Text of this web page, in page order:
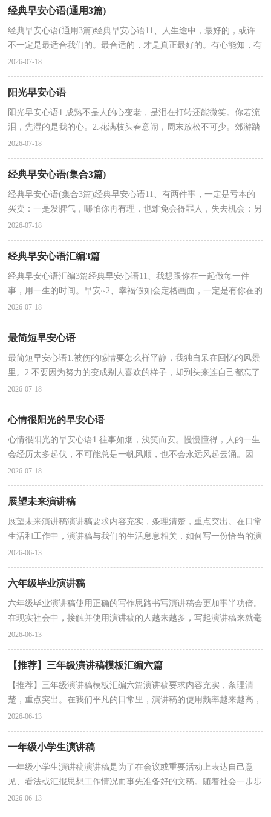
经典早安心语(通用3篇)
经典早安心语(通用3篇)经典早安心语11、人生途中，最好的，或许
不一定是最适合我们的。最合适的，才是真正最好的。有心能知，有
情能爱，有缘能聚，有梦能圆。或许我们曾经喜欢过一个人，...
2026-07-18
阳光早安心语
阳光早安心语1.成熟不是人的心变老，是泪在打转还能微笑。你若流
泪，先湿的是我的心。2.花满枝头春意闹，周末放松不可少。郊游踏
春心情好，呼朋唤友情谊牢。早起锻炼精神好，饮食合理...
2026-07-18
经典早安心语(集合3篇)
经典早安心语(集合3篇)经典早安心语11、有两件事，一定是亏本的
买卖：一是发脾气，哪怕你再有理，也难免会得罪人，失去机会；另
外一种是冲动下做承诺，脑子一热，就给自己找了不少出力不讨...
2026-07-18
经典早安心语汇编3篇
经典早安心语汇编3篇经典早安心语11、我想跟你在一起做每一件
事，用一生的时间。早安~2、幸福假如会定格画面，一定是有你在的
瞬间。早安~3、今天属于你，你的山峰在等着你去征服，...
2026-07-18
最简短早安心语
最简短早安心语1.被伤的感情要怎么样平静，我独自呆在回忆的风景
里。2.不要因为努力的变成别人喜欢的样子，却到头来连自己都忘了
真实的自己。3.成熟，不是学会表达，而是学会咽下，当...
2026-07-18
心情很阳光的早安心语
心情很阳光的早安心语1.往事如烟，浅笑而安。慢慢懂得，人的一生
会经历太多起伏，不可能总是一帆风顺，也不会永远风起云涌。因
此，千帆过后，要学会坚强，学会忍耐，学会从容!顺境时，多一
2026-07-18
展望未来演讲稿
展望未来演讲稿演讲稿要求内容充实，条理清楚，重点突出。在日常
生活和工作中，演讲稿与我们的生活息息相关，如何写一份恰当的演
讲稿呢？以下是小编精心整理的展望未来演讲稿，仅供参考...
2026-06-13
六年级毕业演讲稿
六年级毕业演讲稿使用正确的写作思路书写演讲稿会更加事半功倍。
在现实社会中，接触并使用演讲稿的人越来越多，写起演讲稿来就毫
无头绪？以下是小编帮大家整理的六年级毕业演讲稿...
2026-06-13
【推荐】三年级演讲稿模板汇编六篇
【推荐】三年级演讲稿模板汇编六篇演讲稿要求内容充实，条理清
楚，重点突出。在我们平凡的日常里，演讲稿的使用频率越来越高，
相信许多人会觉得演讲稿很难写吧，下面是小编精心整理的...
2026-06-13
一年级小学生演讲稿
一年级小学生演讲稿演讲稿是为了在会议或重要活动上表达自己意
见、看法或汇报思想工作情况而事先准备好的文稿。随着社会一步步
向前发展，演讲稿与我们的生活息息相关，相信许多...
2026-06-13